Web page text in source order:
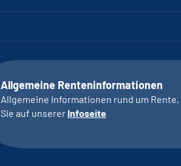
Allgemeine Renteninformationen
Allgemeine Informationen rund um
Sie auf unserer Infoseite